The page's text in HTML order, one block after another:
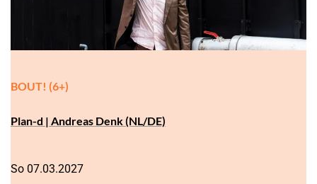
BOUT! (6+)
Plan-d | Andreas Denk (NL/DE)
So 07.03.2027